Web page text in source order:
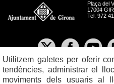
Plaça del
17004
Tel. 972
Utilitzem galetes per oferir
tendències, administrar el
moviments dels usuaris al